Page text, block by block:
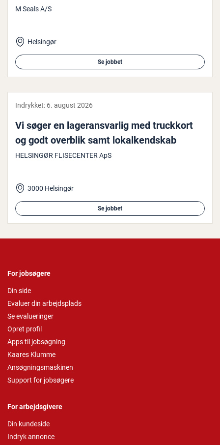
M Seals A/S
Helsingør
Se jobbet
Indrykket: 6. august 2026
Vi søger en la­ge­ransvar­lig med truckkort
og godt overblik samt lo­kal­kend­skab
HELSINGØR FLISECENTER ApS
3000 Helsingør
Se jobbet
For jobsøgere
Din side
Evaluer din arbejdsplads
Se evalueringer
Opret profil
Apps til jobsøgning
Kaares Klumme
Ansøgningsmaskinen
Support for jobsøgere
For arbejdsgivere
Din kundeside
Indryk annonce